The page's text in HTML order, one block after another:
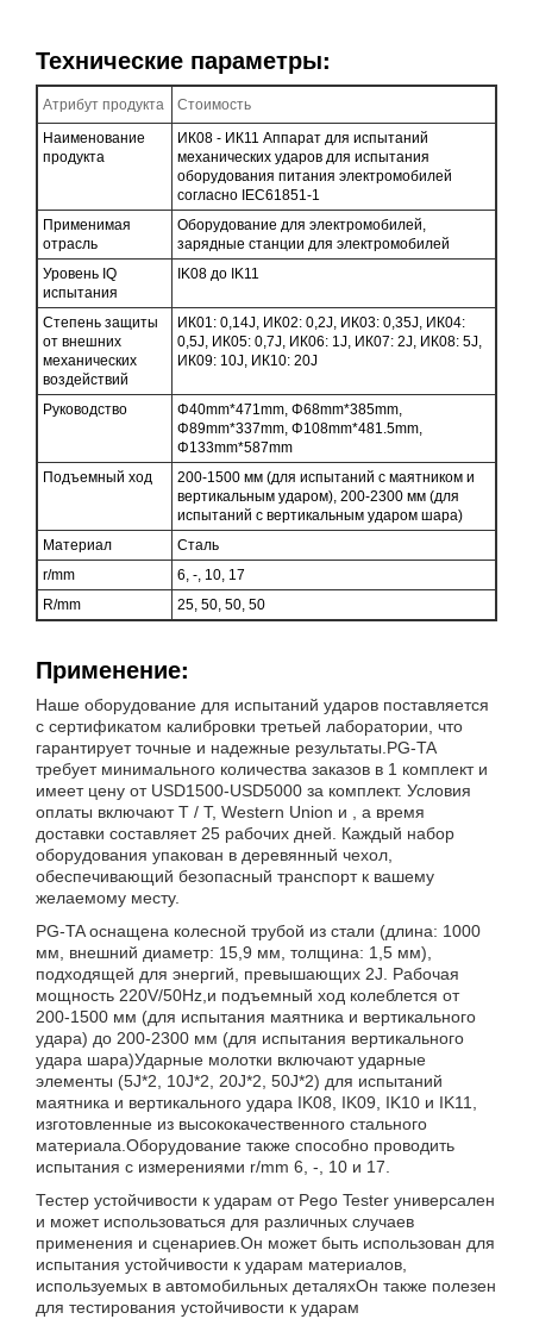
Технические параметры:
Атрибут продукта
Стоимость
Наименование
продукта
ИК08 - ИК11 Аппарат для испытаний
механических ударов для испытания
оборудования питания электромобилей
согласно IEC61851-1
Применимая
отрасль
Оборудование для электромобилей,
зарядные станции для электромобилей
Уровень IQ
испытания
IK08 до IK11
Степень защиты
от внешних
механических
воздействий
ИК01: 0,14J, ИК02: 0,2J, ИК03: 0,35J, ИК04:
0,5J, ИК05: 0,7J, ИК06: 1J, ИК07: 2J, ИК08: 5J,
ИК09: 10J, ИК10: 20J
Руководство
Φ40mm*471mm, Φ68mm*385mm,
Φ89mm*337mm, Φ108mm*481.5mm,
Φ133mm*587mm
Подъемный ход
200-1500 мм (для испытаний с маятником и
вертикальным ударом), 200-2300 мм (для
испытаний с вертикальным ударом шара)
Материал
Сталь
r/mm
6, -, 10, 17
R/mm
25, 50, 50, 50
Применение:
Наше оборудование для испытаний ударов поставляется
с сертификатом калибровки третьей лаборатории, что
гарантирует точные и надежные результаты.PG-TA
требует минимального количества заказов в 1 комплект и
имеет цену от USD1500-USD5000 за комплект. Условия
оплаты включают T / T, Western Union и , а время
доставки составляет 25 рабочих дней. Каждый набор
оборудования упакован в деревянный чехол,
обеспечивающий безопасный транспорт к вашему
желаемому месту.
PG-TA оснащена колесной трубой из стали (длина: 1000
мм, внешний диаметр: 15,9 мм, толщина: 1,5 мм),
подходящей для энергий, превышающих 2J. Рабочая
мощность 220V/50Hz,и подъемный ход колеблется от
200-1500 мм (для испытания маятника и вертикального
удара) до 200-2300 мм (для испытания вертикального
удара шара)Ударные молотки включают ударные
элементы (5J*2, 10J*2, 20J*2, 50J*2) для испытаний
маятника и вертикального удара IK08, IK09, IK10 и IK11,
изготовленные из высококачественного стального
материала.Оборудование также способно проводить
испытания с измерениями r/mm 6, -, 10 и 17.
Тестер устойчивости к ударам от Pego Tester универсален
и может использоваться для различных случаев
применения и сценариев.Он может быть использован для
испытания устойчивости к ударам материалов,
используемых в автомобильных деталяхОн также полезен
для тестирования устойчивости к ударам